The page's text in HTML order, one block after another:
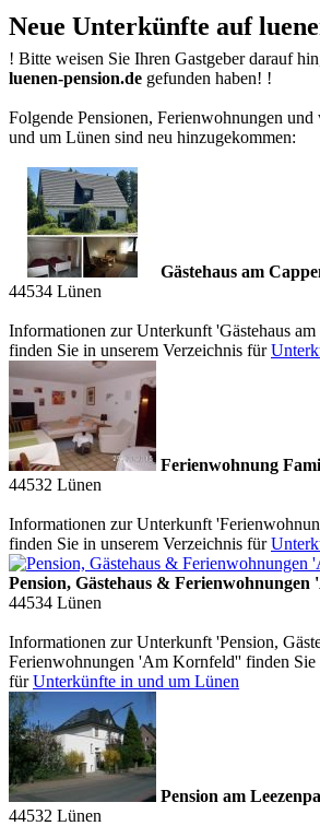
Neue Unterkünfte auf
! Bitte weisen Sie Ihren Gastgeber darauf
luenen-pension.de gefunden haben! !
Folgende Pensionen, Ferienwohnungen und
und um Lünen sind neu hinzugekommen:
Gästehaus am
44534 Lünen
Informationen zur Unterkunft 'Gästehaus am
finden Sie in unserem Verzeichnis für
Ferienwohnung
44532 Lünen
Informationen zur Unterkunft
finden Sie in unserem Verzeichnis für
Pension, Gästehaus &
44534 Lünen
Informationen zur Unterkunft 'Pension,
Ferienwohnungen 'Am Kornfeld'' finden Sie
fürUnterkünfte in und um Lünen
Pension am
44532 Lünen